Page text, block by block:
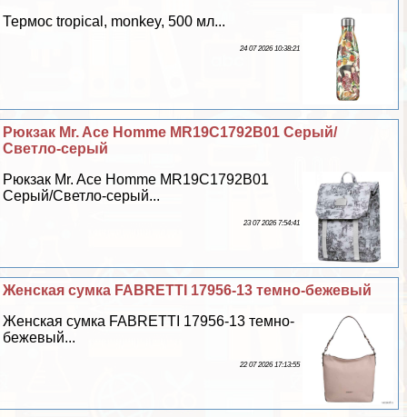
Термос tropical, monkey, 500 мл...
24 07 2026 10:38:21
Рюкзак Mr. Ace Homme MR19C1792B01 Серый/
Светло-серый
Рюкзак Mr. Ace Homme MR19C1792B01
Серый/Светло-серый...
23 07 2026 7:54:41
Женская сумка FABRETTI 17956-13 темно-бежевый
Женская сумка FABRETTI 17956-13 темно-
бежевый...
22 07 2026 17:13:55